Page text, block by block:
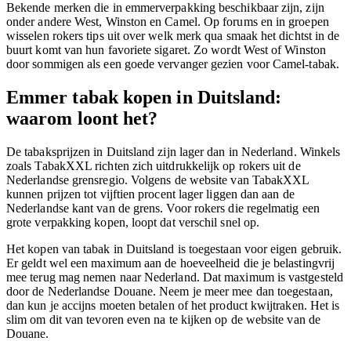
Bekende merken die in emmerverpakking beschikbaar zijn, zijn
onder andere West, Winston en Camel. Op forums en in groepen
wisselen rokers tips uit over welk merk qua smaak het dichtst in de
buurt komt van hun favoriete sigaret. Zo wordt West of Winston
door sommigen als een goede vervanger gezien voor Camel-tabak.
Emmer tabak kopen in Duitsland:
waarom loont het?
De tabaksprijzen in Duitsland zijn lager dan in Nederland. Winkels
zoals TabakXXL richten zich uitdrukkelijk op rokers uit de
Nederlandse grensregio. Volgens de website van TabakXXL
kunnen prijzen tot vijftien procent lager liggen dan aan de
Nederlandse kant van de grens. Voor rokers die regelmatig een
grote verpakking kopen, loopt dat verschil snel op.
Het kopen van tabak in Duitsland is toegestaan voor eigen gebruik.
Er geldt wel een maximum aan de hoeveelheid die je belastingvrij
mee terug mag nemen naar Nederland. Dat maximum is vastgesteld
door de Nederlandse Douane. Neem je meer mee dan toegestaan,
dan kun je accijns moeten betalen of het product kwijtraken. Het is
slim om dit van tevoren even na te kijken op de website van de
Douane.